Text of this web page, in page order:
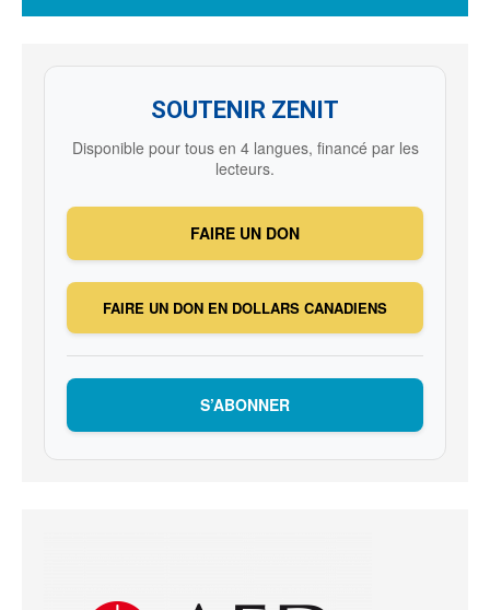
SOUTENIR ZENIT
Disponible pour tous en 4 langues, financé par les
lecteurs.
FAIRE UN DON
FAIRE UN DON EN DOLLARS CANADIENS
S’ABONNER